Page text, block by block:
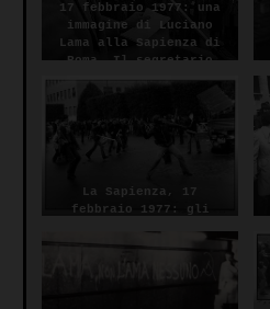
17 febbraio 1977: una
immagine di Luciano
Lama alla Sapienza di
Roma. Il segretario
Cgil verrà cacciato
dall’ala violenta del
movimento del ’77
La Sapienza, 17
febbraio 1977: gli
(Archivio Tano D’Amico)